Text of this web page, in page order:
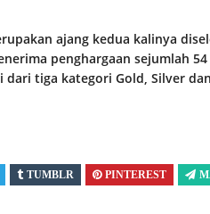
ajang kedua kalinya
penghargaan sejumlah
tiga kategori Gold, Silver
TUMBLR PINTEREST